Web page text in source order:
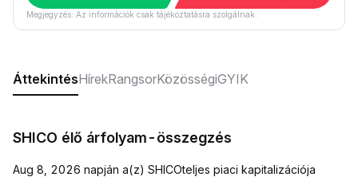
Megjegyzés: Az információk csak tájékoztatásra szolgálnak.
ÁttekintésHírekRangsorKözösségiGYIK
SHICO élő árfolyam-összegzés
Aug 8, 2026 napján a(z) SHICOteljes piaci kapitalizációja